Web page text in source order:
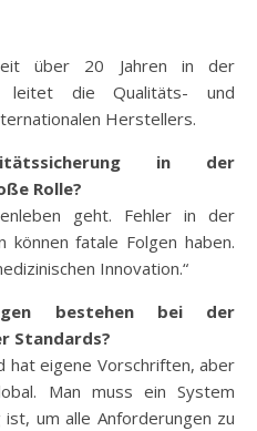
über 20 Jahren in der
leitet die Qualitäts- und
Herstellers.
in der
Rolle?
geht. Fehler in der
können fatale Folgen haben.
Innovation.“
bestehen bei der
Standards?
hat eigene Vorschriften, aber
Man muss ein System
um alle Anforderungen zu